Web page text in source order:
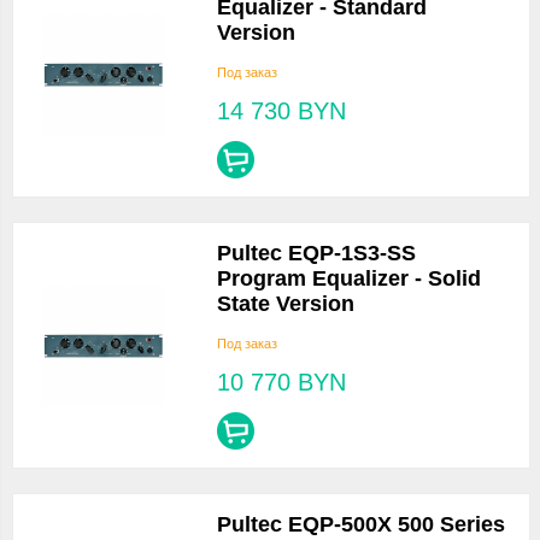
Equalizer - Standard
Version
Под заказ
14 730 BYN
Pultec EQP-1S3-SS
Program Equalizer - Solid
State Version
Под заказ
10 770 BYN
Pultec EQP-500X 500 Series